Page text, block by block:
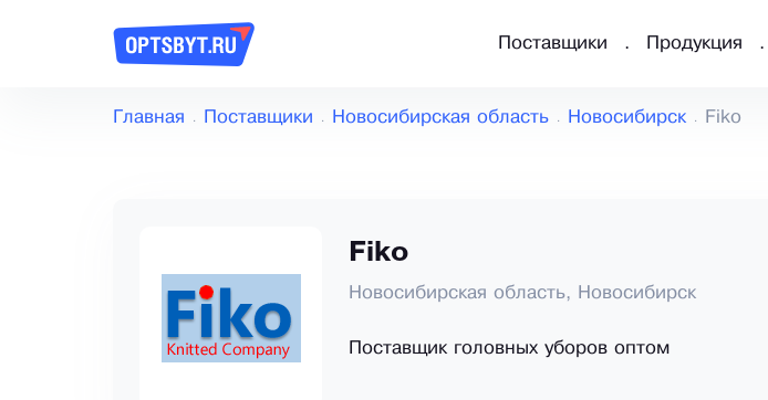
Поставщики Продукция
Главная Поставщики Новосибирская область Новосибирск Fiko
Fiko
Новосибирская область, Новосибирск
Поставщик головных уборов оптом